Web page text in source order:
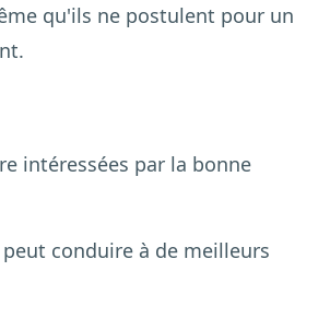
qu'ils ne postulent pour un
intéressées par la bonne
conduire à de meilleurs